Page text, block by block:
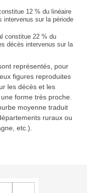
12 % du linéaire
intervenus sur la période
constitue 22 % du
décès intervenus sur la
représentés, pour
figures reproduites
les décès et les
forme très proche.
moyenne traduit
ruraux ou
etc.).